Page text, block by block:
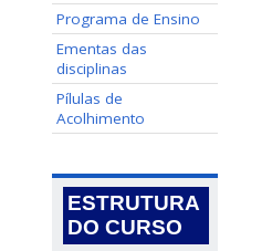
Programa de Ensino
Ementas das
disciplinas
Pílulas de
Acolhimento
ESTRUTURA
DO CURSO